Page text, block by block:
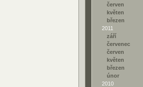
červen
květen
březen
2011
září
červenec
červen
květen
březen
únor
2010